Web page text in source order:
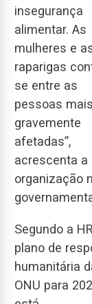
insegurança
alimentar. As
mulheres e
raparigas
se entre as
pessoas mais
gravemente
afetadas”,
acrescenta a
organização
Segundo a
plano de
humanitária
ONU para